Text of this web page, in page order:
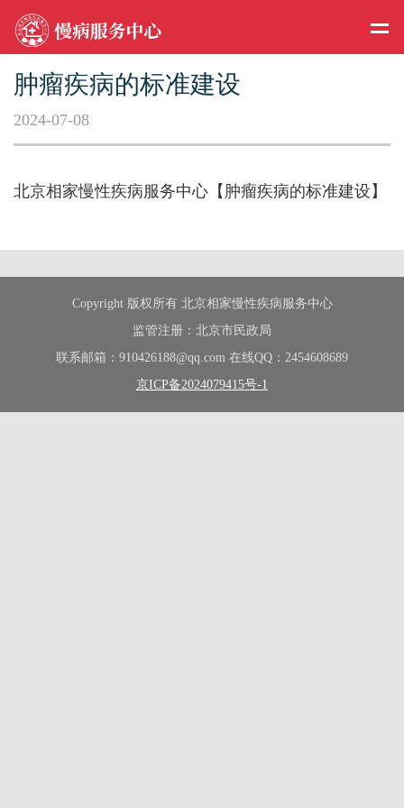
肿瘤疾病的标准建设
2024-07-08
北京相家慢性疾病服务中心【肿瘤疾病的标准建设】
Copyright 版权所有 北京相家慢性疾病服务中心
监管注册：北京市民政局
联系邮箱：910426188@qq.com 在线QQ：2454608689
京ICP备2024079415号-1